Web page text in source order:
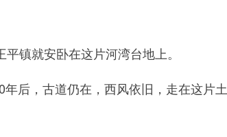
镇就安卧在这片河湾台地上。
后，古道仍在，西风依旧，走在这片土